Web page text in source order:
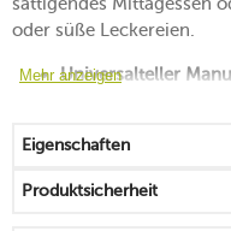
oder süße Leckereien.
Universalteller
Form
hat dank einem
Mehr anzeigen
Eigenschaften
Produktsicherheit